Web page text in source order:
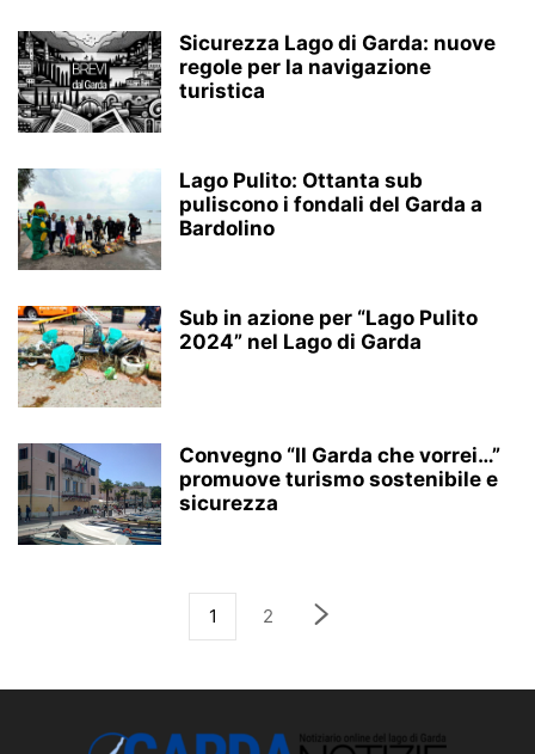
Sicurezza Lago di Garda: nuove
regole per la navigazione
turistica
Lago Pulito: Ottanta sub
puliscono i fondali del Garda a
Bardolino
Sub in azione per “Lago Pulito
2024” nel Lago di Garda
Convegno “Il Garda che vorrei…”
promuove turismo sostenibile e
sicurezza
1 2